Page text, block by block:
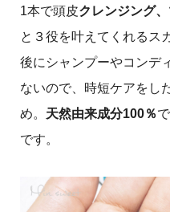
1本で頭皮クレンジング
と３役を叶えてくれるス
後にシャンプーやコンデ
ないので、時短ケアをし
め。 天然由来成分100％
です。